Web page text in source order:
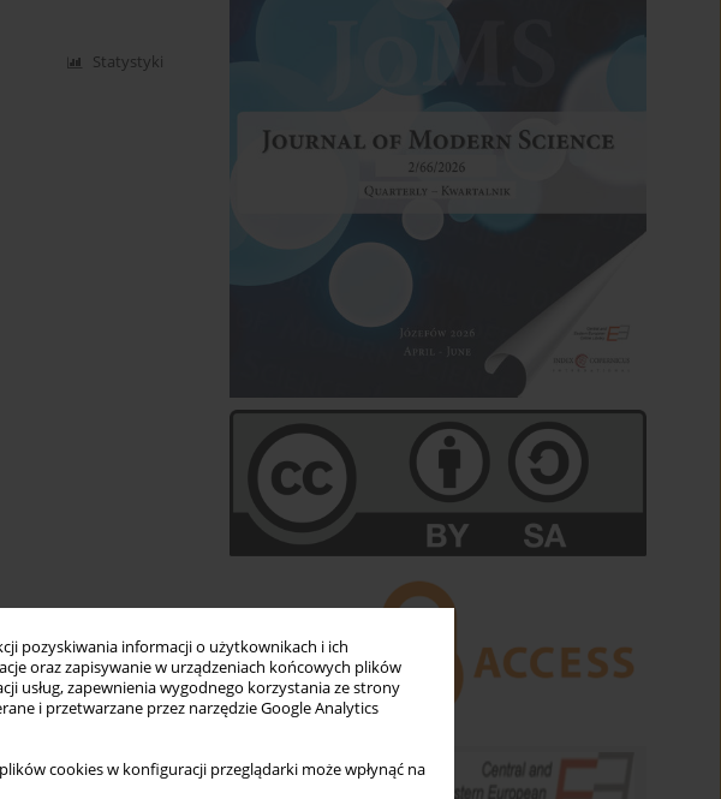
pozyskiwania informacji o użytkownikach i ich
oraz zapisywanie w urządzeniach końcowych plików
usług, zapewnienia wygodnego korzystania ze strony
i przetwarzane przez narzędzie Google Analytics
cookies w konfiguracji przeglądarki może wpłynąć na
Statystyki